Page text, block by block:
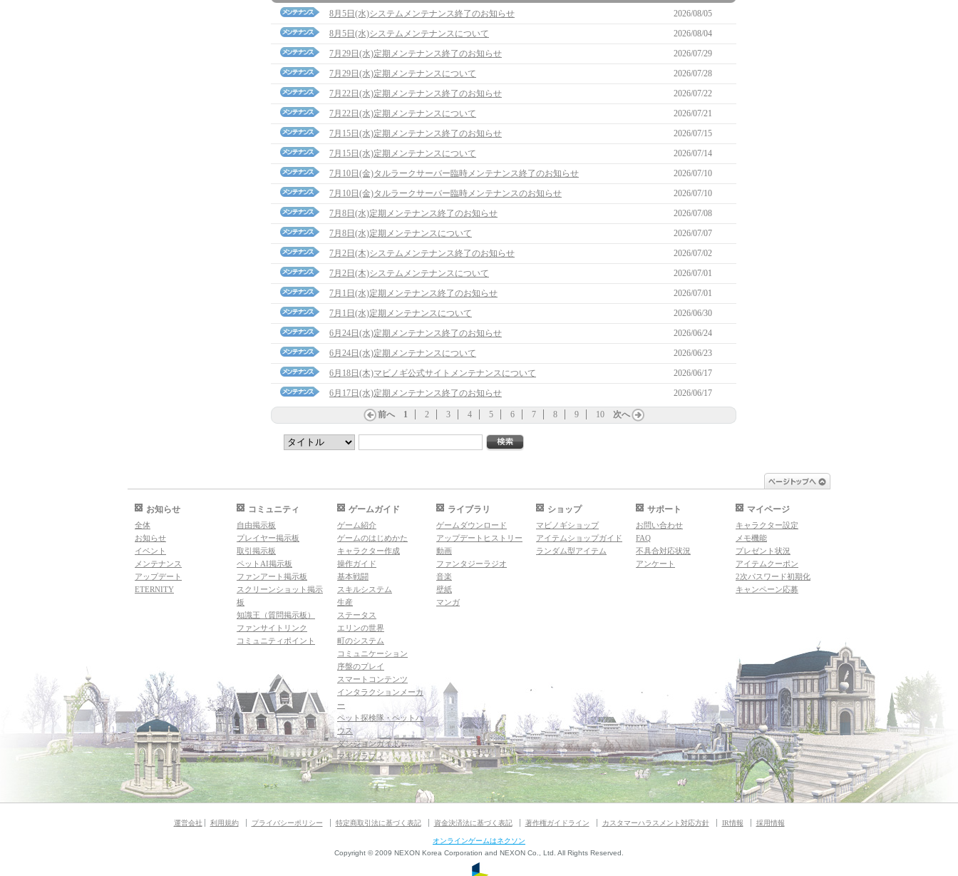
8月5日(水)システムメンテナンス終了のお知らせ
2026/08/05
8月5日(水)システムメンテナンスについて
2026/08/04
7月29日(水)定期メンテナンス終了のお知らせ
2026/07/29
7月29日(水)定期メンテナンスについて
2026/07/28
7月22日(水)定期メンテナンス終了のお知らせ
2026/07/22
7月22日(水)定期メンテナンスについて
2026/07/21
7月15日(水)定期メンテナンス終了のお知らせ
2026/07/15
7月15日(水)定期メンテナンスについて
2026/07/14
7月10日(金)タルラークサーバー臨時メンテナンス終了のお知らせ
2026/07/10
7月10日(金)タルラークサーバー臨時メンテナンスのお知らせ
2026/07/10
7月8日(水)定期メンテナンス終了のお知らせ
2026/07/08
7月8日(水)定期メンテナンスについて
2026/07/07
7月2日(木)システムメンテナンス終了のお知らせ
2026/07/02
7月2日(木)システムメンテナンスについて
2026/07/01
7月1日(水)定期メンテナンス終了のお知らせ
2026/07/01
7月1日(水)定期メンテナンスについて
2026/06/30
6月24日(水)定期メンテナンス終了のお知らせ
2026/06/24
6月24日(水)定期メンテナンスについて
2026/06/23
6月18日(木)マビノギ公式サイトメンテナンスについて
2026/06/17
6月17日(水)定期メンテナンス終了のお知らせ
2026/06/17
前へ 1 2 3 4 5 6 7 8 9 10 次へ
お知らせ
全体
お知らせ
イベント
メンテナンス
アップデート
ETERNITY
コミュニティ
自由掲示板
プレイヤー掲示板
取引掲示板
ペットAI掲示板
ファンアート掲示板
スクリーンショット掲示
板
知識王（質問掲示板）
ファンサイトリンク
コミュニティポイント
ゲームガイド
ゲーム紹介
ゲームのはじめかた
キャラクター作成
操作ガイド
基本戦闘
スキルシステム
生産
ステータス
エリンの世界
町のシステム
コミュニケーション
序盤のプレイ
スマートコンテンツ
インタラクションメーカ
ー
ペット探検隊・ペットハ
ウス
ダンジョンガイド
マギグラフィ
ライブラリ
ゲームダウンロード
アップデートヒストリー
動画
ファンタジーラジオ
音楽
壁紙
マンガ
ショップ
マビノギショップ
アイテムショップガイド
ランダム型アイテム
サポート
お問い合わせ
FAQ
不具合対応状況
アンケート
マイページ
キャラクター設定
メモ機能
プレゼント状況
アイテムクーポン
2次パスワード初期化
キャンペーン応募
運営会社 利用規約 プライバシーポリシー 特定商取引法に基づく表記 資金決済法に基づく表記 著作権ガイドライン カスタマーハラスメント対応方針 IR情報 採用情報
オンラインゲームはネクソン
Copyright © 2009 NEXON Korea Corporation and NEXON Co., Ltd. All Rights Reserved.